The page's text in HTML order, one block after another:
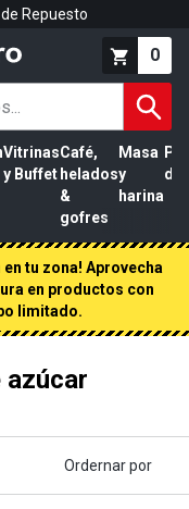
Repuesto
0
Vitrinas
y Buffet
Café,
helados
&
gofres
Masa
y
harina
de
tu zona! Aprovecha
en productos con
limitado.
azúcar
Ordernar por